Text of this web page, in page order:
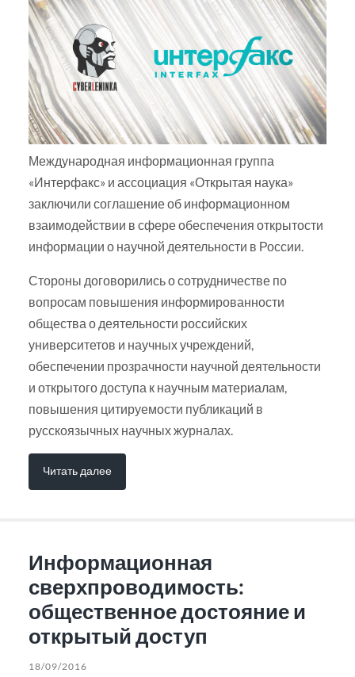
Международная информационная группа
«Интерфакс» и ассоциация «Открытая наука»
заключили соглашение об информационном
взаимодействии в сфере обеспечения открытости
информации о научной деятельности в России.
Стороны договорились о сотрудничестве по
вопросам повышения информированности
общества о деятельности российских
университетов и научных учреждений,
обеспечении прозрачности научной деятельности
и открытого доступа к научным материалам,
повышения цитируемости публикаций в
русскоязычных научных журналах.
Читать далее
Информационная
сверхпроводимость:
общественное достояние и
открытый доступ
18/09/2016